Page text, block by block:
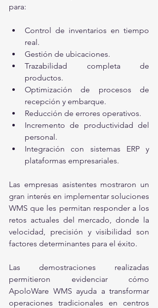
para:
Control de inventarios en tiempo
real.
Gestión de ubicaciones.
Trazabilidad completa de
productos.
Optimización de procesos de
recepción y embarque.
Reducción de errores operativos.
Incremento de productividad del
personal.
Integración con sistemas ERP y
plataformas empresariales.
Las empresas asistentes mostraron un
gran interés en implementar soluciones
WMS que les permitan responder a los
retos actuales del mercado, donde la
velocidad, precisión y visibilidad son
factores determinantes para el éxito.
Las demostraciones realizadas
permitieron evidenciar cómo
ApoloWare WMS ayuda a transformar
operaciones tradicionales en centros